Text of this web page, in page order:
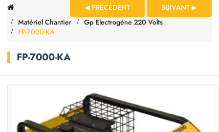
◀ PRÉCÉDENT
SUIVANT ▶
Matériel Chantier
Gp Electrogéne 220 Volts
FP-7000-KA
FP-7000-KA